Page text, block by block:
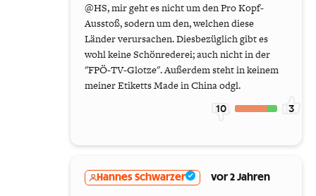
@HS, mir geht es nicht um den Pro Kopf-
Ausstoß, sodern um den, welchen diese
Länder verursachen. Diesbezüglich gibt es
wohl keine Schönrederei; auch nicht in der
"FPÖ-TV-Glotze". Außerdem steht in keinem
meiner Etiketts Made in China odgl.
10 3
Hannes Schwarzer vor 2 Jahren